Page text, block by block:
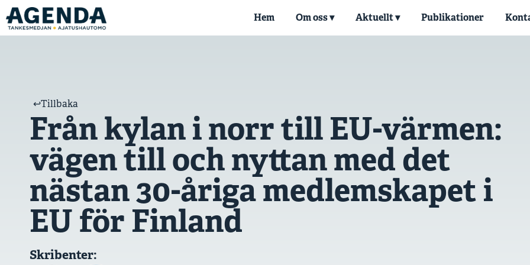
Hem Om oss Aktuellt Publikationer
↩︎Tillbaka
Från kylan i norr till EU-värmen:
vägen till och nyttan med det
nästan 30-åriga medlemskapet i
EU för Finland
Skribenter: